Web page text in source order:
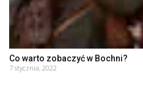
Co warto zobaczyć w Bochni?
7 stycznia, 2022